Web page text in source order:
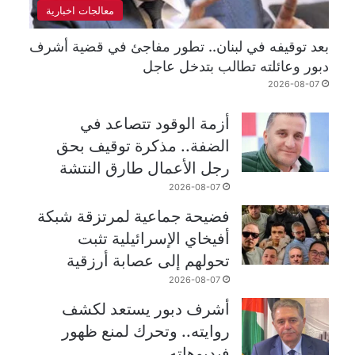
معالجات اخبارية
بعد توقيفه في لبنان.. تطور مفاجئ في قضية أشرف
دبور وعائلته تطالب بتدخل عاجل
2026-08-07
أزمة الوقود تتصاعد في
الضفة.. مذكرة توقيف بحق
رجل الأعمال طارق النتشة
2026-08-07
فضيحة جماعية لمرتزقة شبكة
أفيخاي الإسرائيلية تثبت
تحولهم إلى عصابة أرزقية
2026-08-07
أشرف دبور يستعد لكشف
روايته.. وتحرك لمنع ظهور